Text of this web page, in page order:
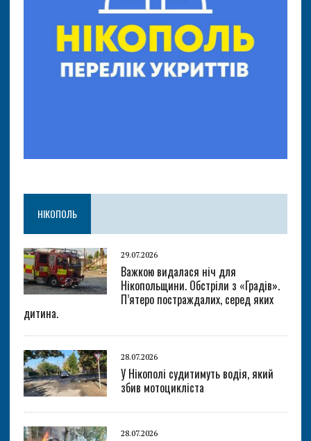
НІКОПОЛЬ
29.07.2026
Важкою видалася ніч для
Нікопольщини. Обстріли з «Градів».
П’ятеро постраждалих, серед яких
дитина.
28.07.2026
У Нікополі судитимуть водія, який
збив мотоцикліста
28.07.2026